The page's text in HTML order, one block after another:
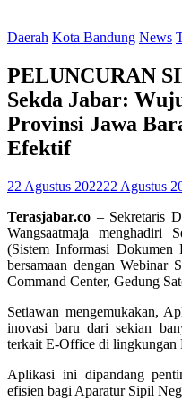
Daerah Kota Bandung News
PELUNCURAN
Sekda Jabar:
Provinsi Jawa
Efektif
22 Agustus 202222 Agustus
Terasjabar.co – Sekretaris
Wangsaatmaja menghadiri
(Sistem Informasi
bersamaan dengan Webinar
Command Center, Gedung
Setiawan mengemukakan,
inovasi baru dari sekian
terkait E-Office di lingkungan
Aplikasi ini dipandang
efisien bagi Aparatur Sipil